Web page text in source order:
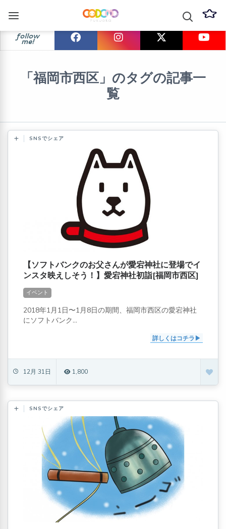
follow
me!
「福岡市西区」のタグの記事一
覧
SNSでシェア
【ソフトバンクのお父さんが愛宕神社に登場でイ
ンスタ映えしそう！】愛宕神社初詣[福岡市西区]
イベント
2018年1月1日〜1月8日の期間、福岡市西区の愛宕神社
にソフトバンク...
詳しくはコチラ
12月 31日 1,800
SNSでシェア